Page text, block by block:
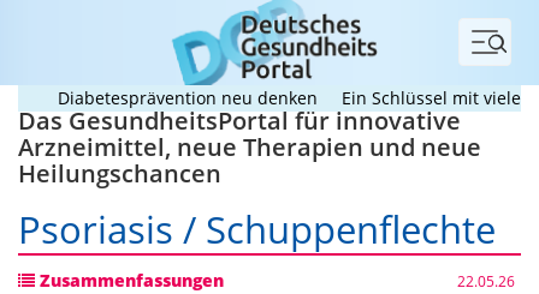
Menü
Diabetesprävention neu denken Ein Schlüssel mit vielen
Das GesundheitsPortal für innovative
Arzneimittel, neue Therapien und neue
Heilungschancen
Psoriasis / Schuppenflechte
Zusammenfassungen 22.05.26